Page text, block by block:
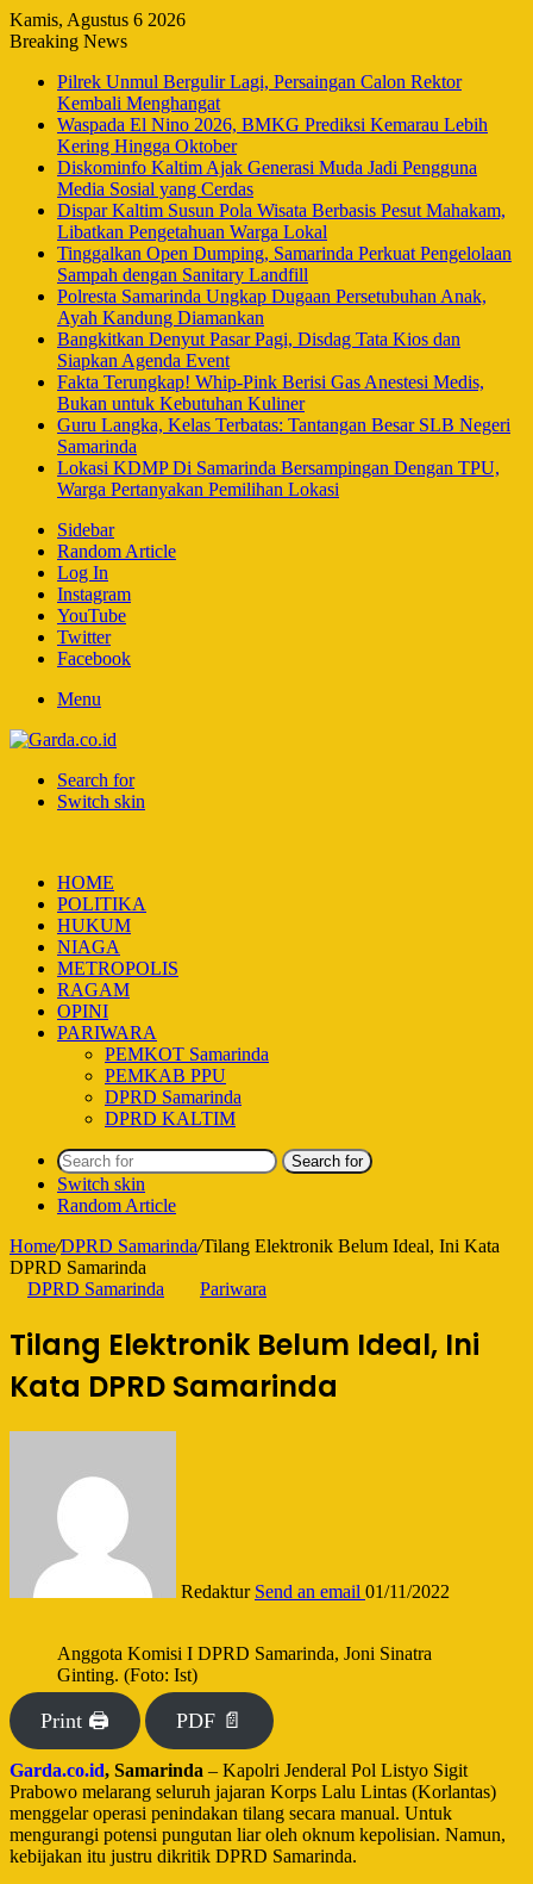
Kamis, Agustus 6 2026
Breaking News
Pilrek Unmul Bergulir Lagi, Persaingan Calon Rektor
Kembali Menghangat
Waspada El Nino 2026, BMKG Prediksi Kemarau Lebih
Kering Hingga Oktober
Diskominfo Kaltim Ajak Generasi Muda Jadi Pengguna
Media Sosial yang Cerdas
Dispar Kaltim Susun Pola Wisata Berbasis Pesut Mahakam,
Libatkan Pengetahuan Warga Lokal
Tinggalkan Open Dumping, Samarinda Perkuat Pengelolaan
Sampah dengan Sanitary Landfill
Polresta Samarinda Ungkap Dugaan Persetubuhan Anak,
Ayah Kandung Diamankan
Bangkitkan Denyut Pasar Pagi, Disdag Tata Kios dan
Siapkan Agenda Event
Fakta Terungkap! Whip-Pink Berisi Gas Anestesi Medis,
Bukan untuk Kebutuhan Kuliner
Guru Langka, Kelas Terbatas: Tantangan Besar SLB Negeri
Samarinda
Lokasi KDMP Di Samarinda Bersampingan Dengan TPU,
Warga Pertanyakan Pemilihan Lokasi
Sidebar
Random Article
Log In
Instagram
YouTube
Twitter
Facebook
Menu
Search for
Switch skin
HOME
POLITIKA
HUKUM
NIAGA
METROPOLIS
RAGAM
OPINI
PARIWARA
PEMKOT Samarinda
PEMKAB PPU
DPRD Samarinda
DPRD KALTIM
Search for
Switch skin
Random Article
Home/DPRD Samarinda/Tilang Elektronik Belum Ideal, Ini Kata
DPRD Samarinda
DPRD Samarinda
Pariwara
Tilang Elektronik Belum Ideal, Ini
Kata DPRD Samarinda
Redaktur Send an email 01/11/2022
Anggota Komisi I DPRD Samarinda, Joni Sinatra
Ginting. (Foto: Ist)
Print 🖨 PDF 📄
Garda.co.id, Samarinda – Kapolri Jenderal Pol Listyo Sigit
Prabowo melarang seluruh jajaran Korps Lalu Lintas (Korlantas)
menggelar operasi penindakan tilang secara manual. Untuk
mengurangi potensi pungutan liar oleh oknum kepolisian. Namun,
kebijakan itu justru dikritik DPRD Samarinda.